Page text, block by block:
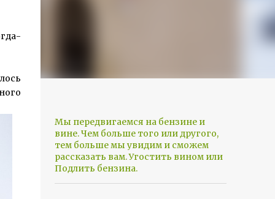
Мы передвигаемся на бензине и
вине. Чем больше того или другого,
тем больше мы увидим и сможем
рассказать вам. Угостить вином или
Подлить бензина.